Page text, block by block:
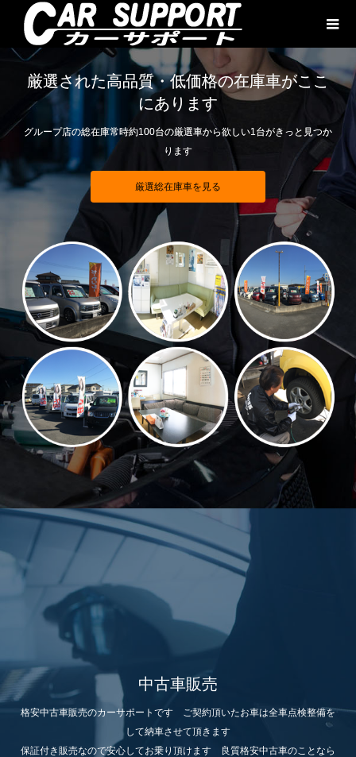
厳選された高品質・低価格の在庫車がここ
にあります
グループ店の総在庫常時約100台の厳選車から欲しい1台がきっと見つか
ります
厳選総在庫車を見る
中古車販売
格安中古車販売のカーサポートです ご契約頂いたお車は全車点検整備を
して納車させて頂きます
保証付き販売なので安心してお乗り頂けます 良質格安中古車のことなら